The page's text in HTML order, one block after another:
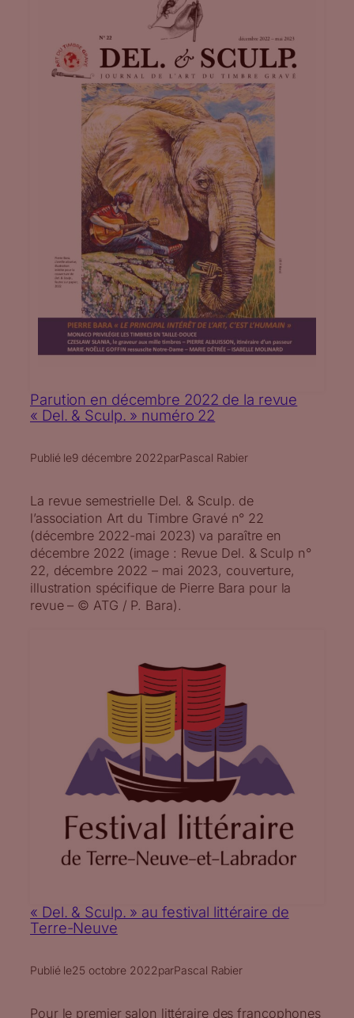
Parution en décembre 2022 de la revue
« Del. & Sculp. » numéro 22
Publié le9 décembre 2022parPascal Rabier
La revue semestrielle Del. & Sculp. de
l’association Art du Timbre Gravé n° 22
(décembre 2022-mai 2023) va paraître en
décembre 2022 (image : Revue Del. & Sculp n°
22, décembre 2022 – mai 2023, couverture,
illustration spécifique de Pierre Bara pour la
revue – © ATG / P. Bara).
« Del. & Sculp. » au festival littéraire de
Terre-Neuve
Publié le25 octobre 2022parPascal Rabier
Pour le premier salon littéraire des francophones